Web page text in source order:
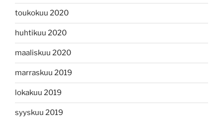
toukokuu 2020
huhtikuu 2020
maaliskuu 2020
marraskuu 2019
lokakuu 2019
syyskuu 2019